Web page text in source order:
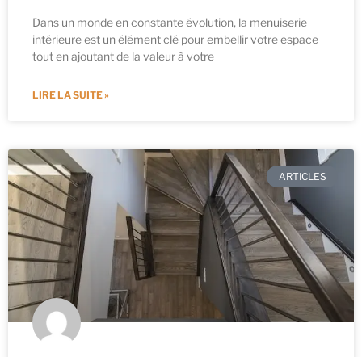
Dans un monde en constante évolution, la menuiserie
intérieure est un élément clé pour embellir votre espace
tout en ajoutant de la valeur à votre
LIRE LA SUITE »
ARTICLES